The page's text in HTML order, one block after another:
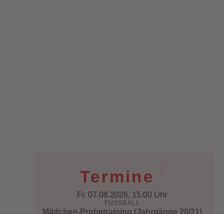
Termine
Fr. 07.08.2026, 15.00 Uhr
FUSSBALL
Mädchen-Probetraining (Jahrgänge 20/21)